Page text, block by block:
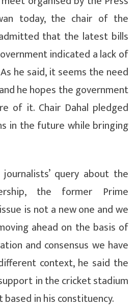
today, the chair of the
that the latest bills
indicated a lack of
he said, it seems the need
he hopes the government
of it. Chair Dahal pledged
in the future while bringing
query about the
the former Prime
is not a new one and we
ahead on the basis of
and consensus we have
context, he said the
in the cricket stadium
in his constituency.